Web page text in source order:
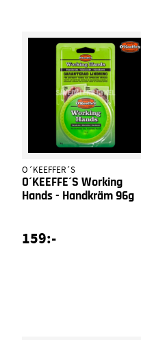
O´KEEFFER´S
O´KEEFFE´S Working
Hands - Handkräm 96g
159:-